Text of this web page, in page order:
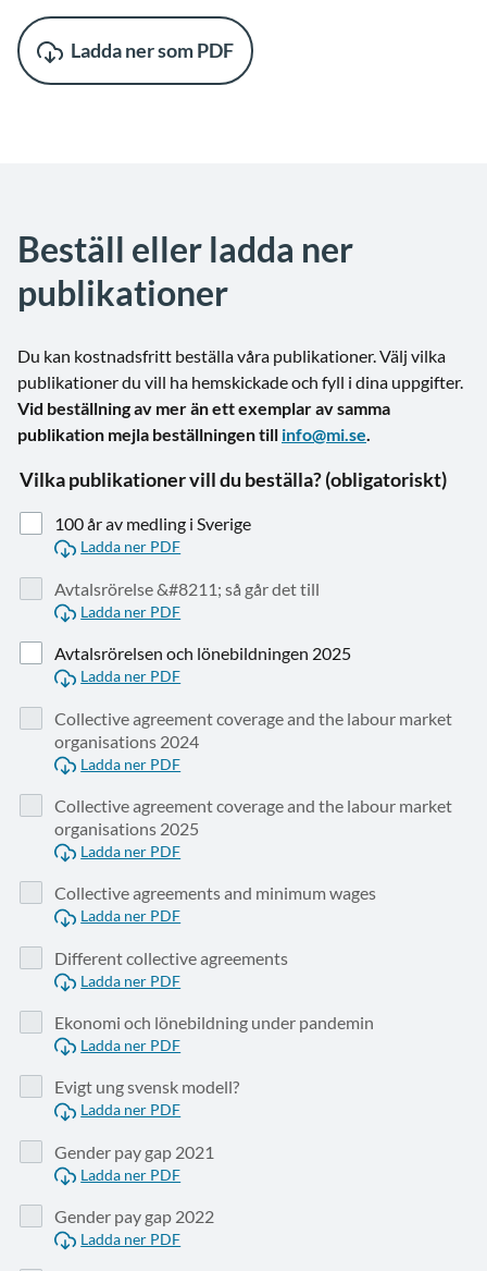
Ladda ner som PDF
Beställ eller ladda ner
publikationer
Du kan kostnadsfritt beställa våra publikationer. Välj vilka
publikationer du vill ha hemskickade och fyll i dina uppgifter.
Vid beställning av mer än ett exemplar av samma
publikation mejla beställningen till info@mi.se.
Vilka publikationer vill du beställa? (obligatoriskt)
100 år av medling i Sverige
Ladda ner PDF
Avtalsrörelse &#8211; så går det till
Ladda ner PDF
Avtalsrörelsen och lönebildningen 2025
Ladda ner PDF
Collective agreement coverage and the labour market
organisations 2024
Ladda ner PDF
Collective agreement coverage and the labour market
organisations 2025
Ladda ner PDF
Collective agreements and minimum wages
Ladda ner PDF
Different collective agreements
Ladda ner PDF
Ekonomi och lönebildning under pandemin
Ladda ner PDF
Evigt ung svensk modell?
Ladda ner PDF
Gender pay gap 2021
Ladda ner PDF
Gender pay gap 2022
Ladda ner PDF